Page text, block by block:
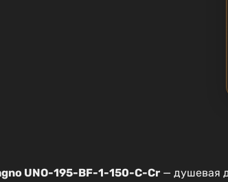
UNO-195-BF-1-150-C-Cr — душевая